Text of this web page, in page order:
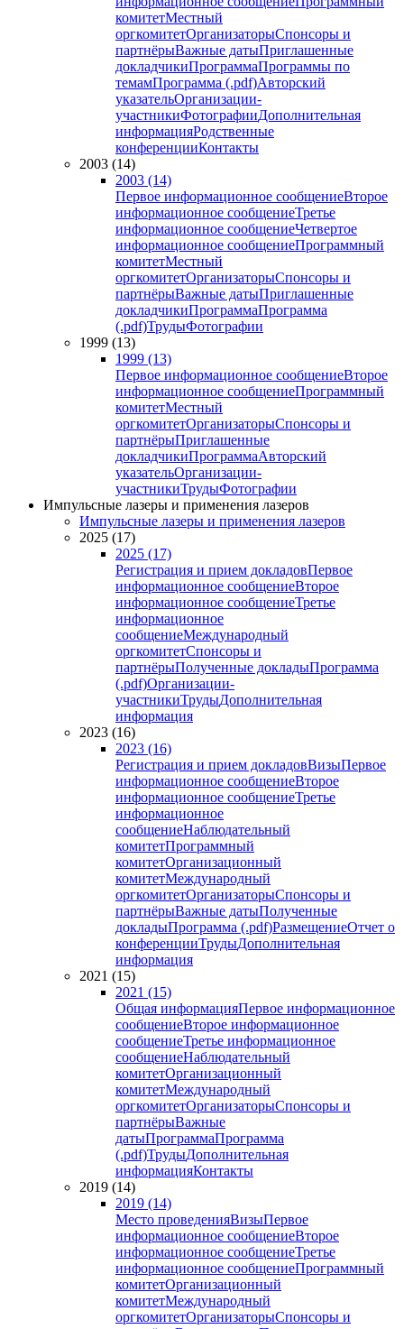
комитетМестный
оргкомитетОрганизаторыСпонсоры и
партнёрыВажные датыПриглашенные
докладчикиПрограммаПрограммы по
темамПрограмма (.pdf)Авторский
указательОрганизации-
участникиФотографииДополнительная
информацияРодственные
конференцииКонтакты
2003 (14)
2003 (14)
Первое информационное сообщениеВторое
информационное сообщениеТретье
информационное сообщениеЧетвертое
информационное сообщениеПрограммный
комитетМестный
оргкомитетОрганизаторыСпонсоры и
партнёрыВажные датыПриглашенные
докладчикиПрограммаПрограмма
(.pdf)ТрудыФотографии
1999 (13)
1999 (13)
Первое информационное сообщениеВторое
информационное сообщениеПрограммный
комитетМестный
оргкомитетОрганизаторыСпонсоры и
партнёрыПриглашенные
докладчикиПрограммаАвторский
указательОрганизации-
участникиТрудыФотографии
Импульсные лазеры и применения лазеров
Импульсные лазеры и применения лазеров
2025 (17)
2025 (17)
Регистрация и прием докладовПервое
информационное сообщениеВторое
информационное сообщениеТретье
информационное
сообщениеМеждународный
оргкомитетСпонсоры и
партнёрыПолученные докладыПрограмма
(.pdf)Организации-
участникиТрудыДополнительная
информация
2023 (16)
2023 (16)
Регистрация и прием докладовВизыПервое
информационное сообщениеВторое
информационное сообщениеТретье
информационное
сообщениеНаблюдательный
комитетПрограммный
комитетОрганизационный
комитетМеждународный
оргкомитетОрганизаторыСпонсоры и
партнёрыВажные датыПолученные
докладыПрограмма (.pdf)РазмещениеОтчет о
конференцииТрудыДополнительная
информация
2021 (15)
2021 (15)
Общая информацияПервое информационное
сообщениеВторое информационное
сообщениеТретье информационное
сообщениеНаблюдательный
комитетОрганизационный
комитетМеждународный
оргкомитетОрганизаторыСпонсоры и
партнёрыВажные
датыПрограммаПрограмма
(.pdf)ТрудыДополнительная
информацияКонтакты
2019 (14)
2019 (14)
Место проведенияВизыПервое
информационное сообщениеВторое
информационное сообщениеТретье
информационное сообщениеПрограммный
комитетОрганизационный
комитетМеждународный
оргкомитетОрганизаторыСпонсоры и